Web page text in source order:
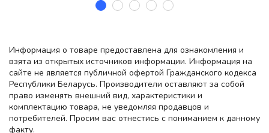
Информация о товаре предоставлена для ознакомления и
взята из открытых источников информации. Информация на
сайте не является публичной офертой Гражданского кодекса
Республики Беларусь. Производители оставляют за собой
право изменять внешний вид, характеристики и
комплектацию товара, не уведомляя продавцов и
потребителей. Просим вас отнестись с пониманием к данному
факту.